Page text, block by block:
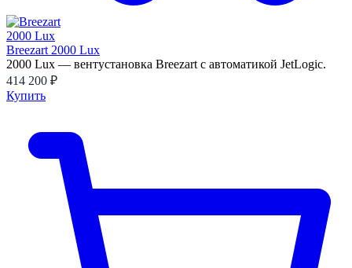
Breezart 2000 Lux
2000 Lux — вентустановка Breezart с автоматикой JetLogic.
414 200 ₽
Купить